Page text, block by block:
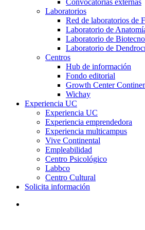
Convocatorias externas
Laboratorios
Red de laboratorios de
Laboratorio de
Laboratorio de
Laboratorio de
Centros
Hub de información
Fondo editorial
Growth Center
Wichay
Experiencia UC
Experiencia UC
Experiencia emprendedora
Experiencia multicampus
Vive Continental
Empleabilidad
Centro Psicológico
Labbco
Centro Cultural
Solicita información